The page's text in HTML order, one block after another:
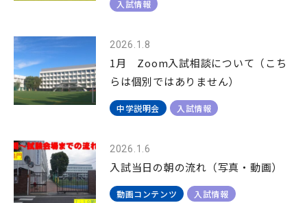
入試情報
2026.1.8
1月 Zoom入試相談について（こち
らは個別ではありません）
中学説明会 入試情報
2026.1.6
入試当日の朝の流れ（写真・動画）
動画コンテンツ 入試情報